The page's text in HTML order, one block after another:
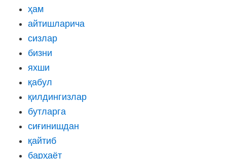
ҳам
айтишларича
сизлар
бизни
яхши
қабул
қилдингизлар
бутларга
сиғинишдан
қайтиб
барҳаёт